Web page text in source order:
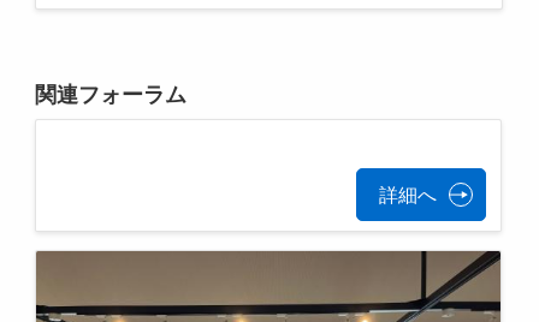
関連フォーラム
詳細へ